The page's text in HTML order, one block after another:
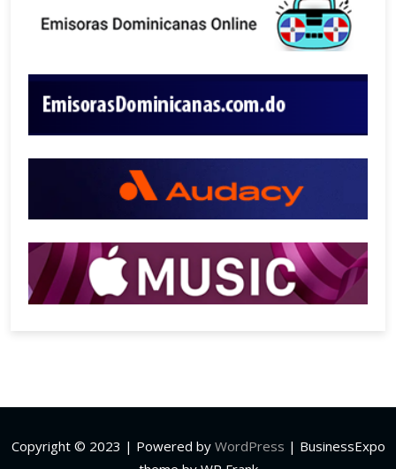
Copyright © 2023 | Powered by WordPress | BusinessExpo